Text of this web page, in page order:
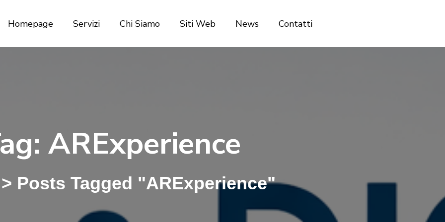
Homepage Servizi Chi Siamo Siti Web News Contatti
ARExperience
> Posts Tagged "ARExperience"